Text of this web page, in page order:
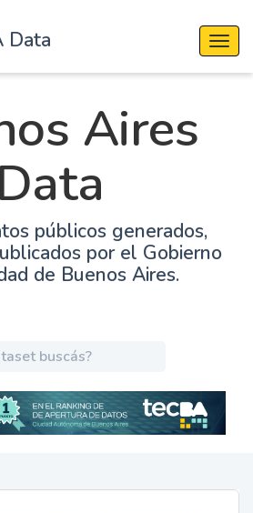
Data
Aires
Data
públicos generados,
por el Gobierno
de Buenos Aires.